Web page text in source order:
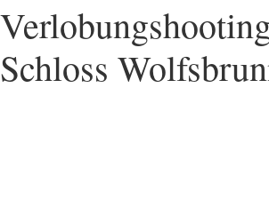
Schloss